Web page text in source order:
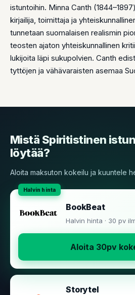
istuntoihin. Minna Canth
kirjailija, toimittaja ja
tunnetaan suomalaisen realismin
teosten ajaton yhteiskunnallinen
lukijoita läpi sukupolvien. Canth
tyttöjen ja vähävaraisten asemaa
Mistä Spiritistinen
löytää?
Aloita maksuton kokeilu ja kuuntele
BookBeat
Halvin hinta · 30 pv
Aloita 30pv
Storytel